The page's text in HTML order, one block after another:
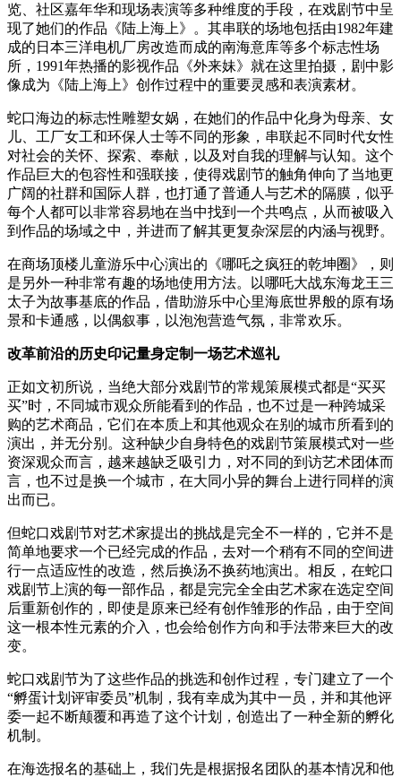
览、社区嘉年华和现场表演等多种维度的手段，在戏剧节中呈
现了她们的作品《陆上海上》。其串联的场地包括由1982年建
成的日本三洋电机厂房改造而成的南海意库等多个标志性场
所，1991年热播的影视作品《外来妹》就在这里拍摄，剧中影
像成为《陆上海上》创作过程中的重要灵感和表演素材。
蛇口海边的标志性雕塑女娲，在她们的作品中化身为母亲、女
儿、工厂女工和环保人士等不同的形象，串联起不同时代女性
对社会的关怀、探索、奉献，以及对自我的理解与认知。这个
作品巨大的包容性和强联接，使得戏剧节的触角伸向了当地更
广阔的社群和国际人群，也打通了普通人与艺术的隔膜，似乎
每个人都可以非常容易地在当中找到一个共鸣点，从而被吸入
到作品的场域之中，并进而了解其更复杂深层的内涵与视野。
在商场顶楼儿童游乐中心演出的《哪吒之疯狂的乾坤圈》，则
是另外一种非常有趣的场地使用方法。以哪吒大战东海龙王三
太子为故事基底的作品，借助游乐中心里海底世界般的原有场
景和卡通感，以偶叙事，以泡泡营造气氛，非常欢乐。
改革前沿的历史印记量身定制一场艺术巡礼
正如文初所说，当绝大部分戏剧节的常规策展模式都是“买买
买”时，不同城市观众所能看到的作品，也不过是一种跨城采
购的艺术商品，它们在本质上和其他观众在别的城市所看到的
演出，并无分别。这种缺少自身特色的戏剧节策展模式对一些
资深观众而言，越来越缺乏吸引力，对不同的到访艺术团体而
言，也不过是换一个城市，在大同小异的舞台上进行同样的演
出而已。
但蛇口戏剧节对艺术家提出的挑战是完全不一样的，它并不是
简单地要求一个已经完成的作品，去对一个稍有不同的空间进
行一点适应性的改造，然后换汤不换药地演出。相反，在蛇口
戏剧节上演的每一部作品，都是完完全全由艺术家在选定空间
后重新创作的，即使是原来已经有创作雏形的作品，由于空间
这一根本性元素的介入，也会给创作方向和手法带来巨大的改
变。
蛇口戏剧节为了这些作品的挑选和创作过程，专门建立了一个
“孵蛋计划评审委员”机制，我有幸成为其中一员，并和其他评
委一起不断颠覆和再造了这个计划，创造出了一种全新的孵化
机制。
在海选报名的基础上，我们先是根据报名团队的基本情况和他